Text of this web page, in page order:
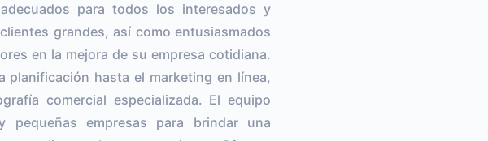
para todos los interesados y
grandes, así como entusiasmados
en la mejora de su empresa cotidiana.
planificación hasta el marketing en línea,
comercial especializada. El equipo
pequeñas empresas para brindar una